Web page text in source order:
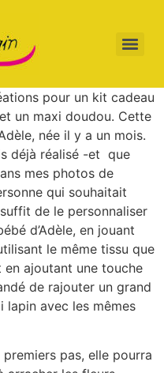
pour un kit cadeau
un maxi doudou. Cette
née il y a un mois.
déjà réalisé -et que
mes photos de
qui souhaitait
de le personnaliser
d’Adèle, en jouant
le même tissu que
ajoutant une touche
de rajouter un grand
lapin avec les mêmes
pas, elle pourra